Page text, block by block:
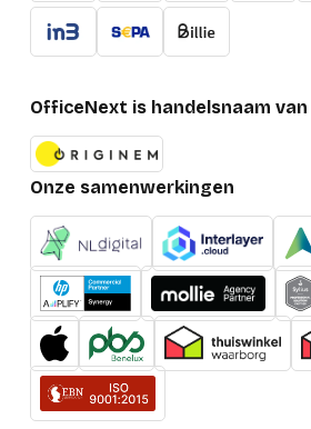
OfficeNext is handelsnaam
Onze samenwerkingen